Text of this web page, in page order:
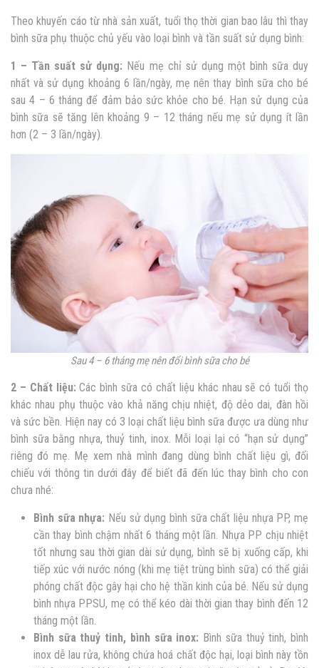
Theo khuyến cáo từ nhà sản xuất, tuổi thọ thời gian bao lâu thì thay
bình sữa phụ thuộc chủ yếu vào loại bình và tần suất sử dụng bình:
1 – Tần suất sử dụng: Nếu mẹ chỉ sử dụng một bình sữa duy
nhất và sử dụng khoảng 6 lần/ngày, mẹ nên thay bình sữa cho bé
sau 4 – 6 tháng để đảm bảo sức khỏe cho bé. Hạn sử dụng của
bình sữa sẽ tăng lên khoảng 9 – 12 tháng nếu mẹ sử dụng ít lần
hơn (2 – 3 lần/ngày).
Sau 4 – 6 tháng mẹ nên đổi bình sữa cho bé
2 – Chất liệu:Các bình sữa có chất liệu khác nhau sẽ có tuổi thọ
khác nhau phụ thuộc vào khả năng chịu nhiệt, độ dẻo dai, đàn hồi
và sức bền. Hiện nay có 3 loại chất liệu bình sữa được ưa dùng như
bình sữa bằng nhựa, thuỷ tinh, inox. Mỗi loại lại có “hạn sử dụng”
riêng đó mẹ. Mẹ xem nhà mình đang dùng bình chất liệu gì, đối
chiếu với thông tin dưới đây để biết đã đến lúc thay bình cho con
chưa nhé:
Bình sữa nhựa: Nếu sử dụng bình sữa chất liệu nhựa PP, mẹ
cần thay bình chậm nhất 6 tháng một lần. Nhựa PP chịu nhiệt
tốt nhưng sau thời gian dài sử dụng, bình sẽ bị xuống cấp, khi
tiếp xúc với nước nóng (khi mẹ tiệt trùng bình sữa) có thể giải
phóng chất độc gây hại cho hệ thần kinh của bé. Nếu sử dụng
bình nhựa PPSU, mẹ có thể kéo dài thời gian thay bình đến 12
tháng một lần.
Bình sữa thuỷ tinh, bình sữa inox: Bình sữa thuỷ tinh, bình
inox dễ lau rửa, không chứa hoá chất độc hại, loại bình này tồn